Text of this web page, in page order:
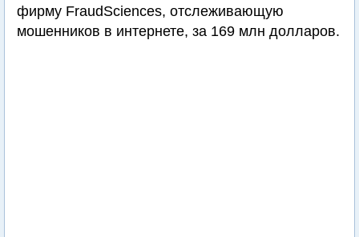
фирму FraudSciences, отслеживающую
мошенников в интернете, за 169 млн долларов.